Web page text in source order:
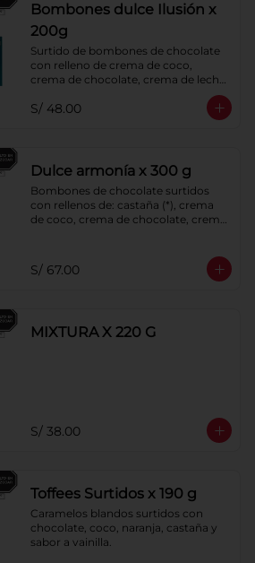
Bombones dulce Ilusión x
200g
Surtido de bombones de chocolate
con relleno de crema de coco,
crema de chocolate, crema de leche,
relleno de crema de castaña con
pasta de cacao, confitura de ciruela,
chocolate con leche 40% cacao.
Cobertura de chocolate: 52% cacao.
S/ 48.00
Dulce armonía x 300 g
Bombones de chocolate surtidos
con rellenos de: castaña (*), crema
de coco, crema de chocolate, crema
castaña con pasta de cacao,
confitura de ciruela, mazapán de
Castaña, sólo se incluyen en la
S/ 67.00
MIXTURA X 220 G
S/ 38.00
Toffees Surtidos x 190 g
Caramelos blandos surtidos con
chocolate, coco, naranja, castaña y
sabor a vainilla.